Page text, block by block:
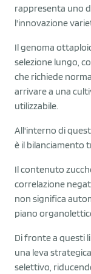
rappresenta uno
l'innovazione
Il genoma
selezione lungo,
che richiede
arrivare a una
utilizzabile.
All'interno di
è il bilanciamento
Il contenuto
correlazione
non significa
piano
Di fronte a questi
una leva
selettivo,